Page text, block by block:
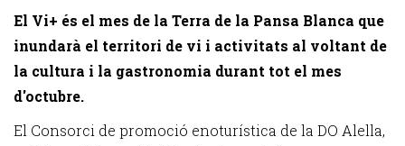
El Vi+ és el mes de la Terra de la Pansa Blanca que
inundarà el territori de vi i activitats al voltant de
la cultura i la gastronomia durant tot el mes
d'octubre.
El Consorci de promoció enoturística de la DO Alella,